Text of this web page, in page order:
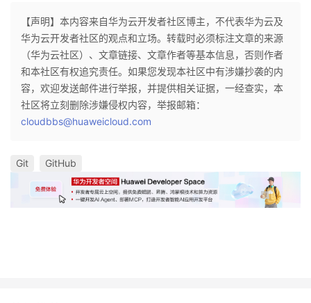
【声明】本内容来自华为云开发者社区博主，不代表华为云及
华为云开发者社区的观点和立场。转载时必须标注文章的来源
（华为云社区）、文章链接、文章作者等基本信息，否则作者
和本社区有权追究责任。如果您发现本社区中有涉嫌抄袭的内
容，欢迎发送邮件进行举报，并提供相关证据，一经查实，本
社区将立刻删除涉嫌侵权内容，举报邮箱：
cloudbbs@huaweicloud.com
Git GitHub